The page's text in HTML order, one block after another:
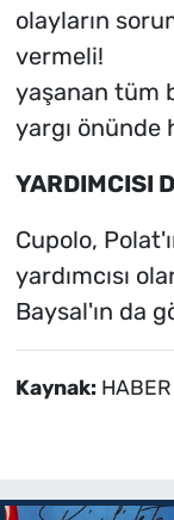
olayların
vermeli!
yaşanan tüm
yargı önünde
YARDIMCISI
Cupolo,
yardımcısı
Baysal'ın da
Kaynak: